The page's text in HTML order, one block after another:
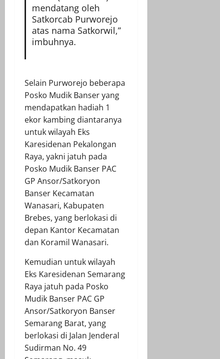
mendatang oleh
Satkorcab Purworejo
atas nama Satkorwil,”
imbuhnya.
Selain Purworejo beberapa
Posko Mudik Banser yang
mendapatkan hadiah 1
ekor kambing diantaranya
untuk wilayah Eks
Karesidenan Pekalongan
Raya, yakni jatuh pada
Posko Mudik Banser PAC
GP Ansor/Satkoryon
Banser Kecamatan
Wanasari, Kabupaten
Brebes, yang berlokasi di
depan Kantor Kecamatan
dan Koramil Wanasari.
Kemudian untuk wilayah
Eks Karesidenan Semarang
Raya jatuh pada Posko
Mudik Banser PAC GP
Ansor/Satkoryon Banser
Semarang Barat, yang
berlokasi di Jalan Jenderal
Sudirman No. 49